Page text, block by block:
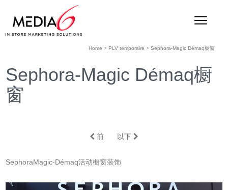
Home > PLV temporaire > Sephora-Magic Démaq橱窗
Sephora-Magic Démaq橱
窗
前 以下
SephoraMagic-Démaq活动橱窗装饰